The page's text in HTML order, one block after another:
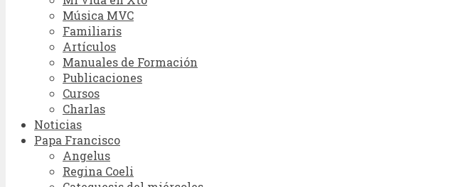
Música MVC
Familiaris
Artículos
Manuales de Formación
Publicaciones
Cursos
Charlas
Noticias
Papa Francisco
Angelus
Regina Coeli